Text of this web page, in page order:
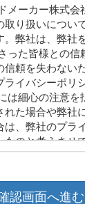
ーカー株式会
取り扱いについ
。弊社は、弊社
った皆様との信
信頼を失わない
ライバシーポリ
は細心の注意を
れた場合や弊社
は、弊社のプラ
ものと考えさせ
ポリシーの内容